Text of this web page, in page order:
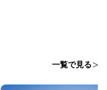
一覧で見る